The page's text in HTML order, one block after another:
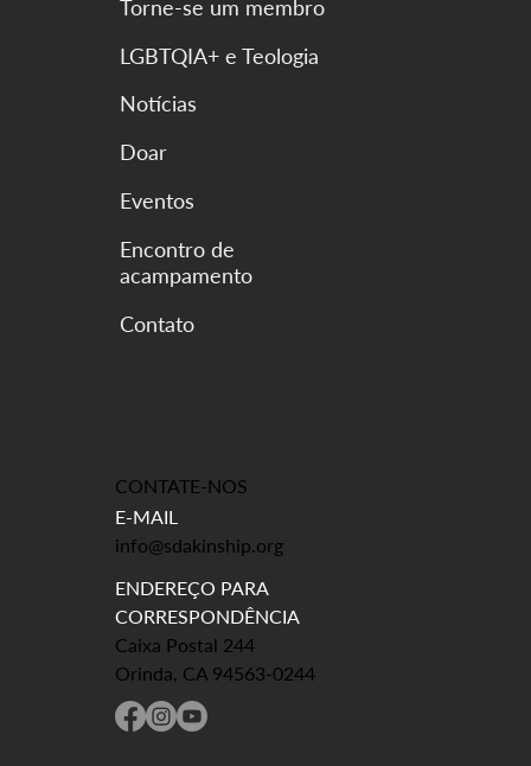
Eventos
Encontro de
acampamento
Torne-se um membro
LGBTQIA+ e Teologia
Notícias
Doar
CONTATE-NOS
E-MAIL
info@sdakinship.org
ENDEREÇO PARA
CORRESPONDÊNCIA
Caixa Postal 244
Orinda, CA 94563-0244